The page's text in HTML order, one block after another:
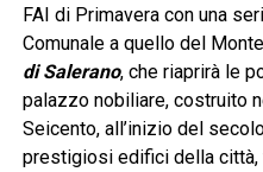
FAI di Primavera con una
Comunale a quello del
di Salerano, che riaprirà le
palazzo nobiliare, costruito
Seicento, all’inizio del
prestigiosi edifici della città,